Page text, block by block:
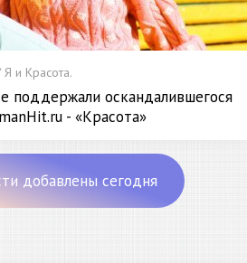
и Красота.
поддержали оскандалившегося
- «Красота»
добавлены сегодня